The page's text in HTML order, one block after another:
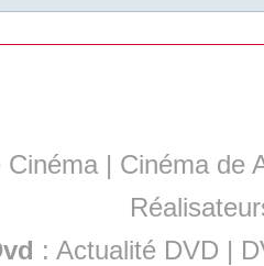
Cinéma | Cinéma de
: Actualité DVD |